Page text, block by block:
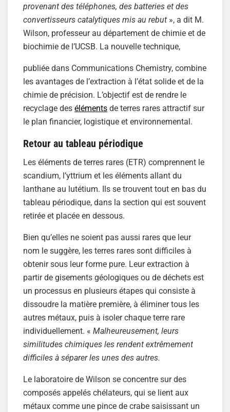
provenant des téléphones, des batteries et des
convertisseurs catalytiques mis au rebut », a dit M.
Wilson, professeur au département de chimie et de
biochimie de l’UCSB. La nouvelle technique,
publiée dans Communications Chemistry, combine
les avantages de l’extraction à l’état solide et de la
chimie de précision. L’objectif est de rendre le
recyclage des éléments de terres rares attractif sur
le plan financier, logistique et environnemental.
Retour au tableau périodique
Les éléments de terres rares (ETR) comprennent le
scandium, l’yttrium et les éléments allant du
lanthane au lutétium. Ils se trouvent tout en bas du
tableau périodique, dans la section qui est souvent
retirée et placée en dessous.
Bien qu’elles ne soient pas aussi rares que leur
nom le suggère, les terres rares sont difficiles à
obtenir sous leur forme pure. Leur extraction à
partir de gisements géologiques ou de déchets est
un processus en plusieurs étapes qui consiste à
dissoudre la matière première, à éliminer tous les
autres métaux, puis à isoler chaque terre rare
individuellement. « Malheureusement, leurs
similitudes chimiques les rendent extrêmement
difficiles à séparer les unes des autres.
Le laboratoire de Wilson se concentre sur des
composés appelés chélateurs, qui se lient aux
métaux comme une pince de crabe saisissant un